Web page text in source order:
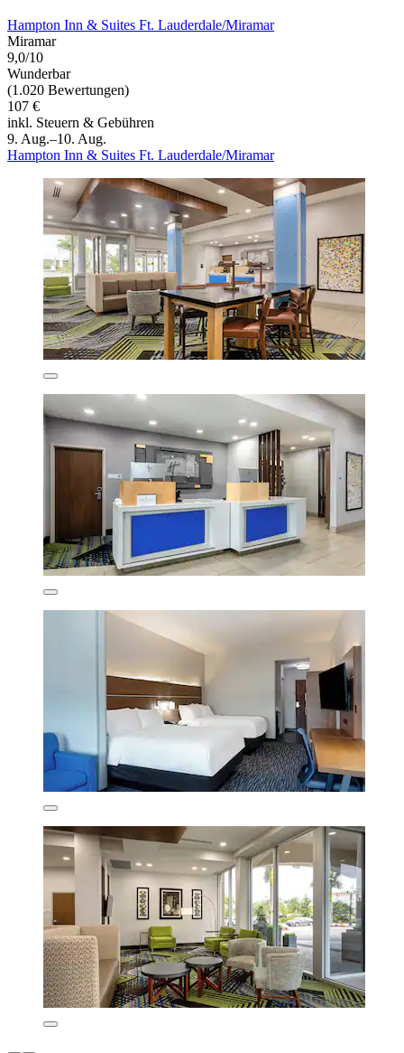
Hampton Inn & Suites Ft. Lauderdale/Miramar
Miramar
9,0/10
Wunderbar
(1.020 Bewertungen)
107 €
inkl. Steuern & Gebühren
9. Aug.–10. Aug.
Hampton Inn & Suites Ft. Lauderdale/Miramar